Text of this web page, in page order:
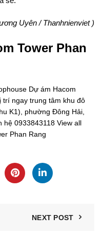
Uyên / Thanhnienviet )
Tower Phan
Dự ám Hacom
trí ngay trung tâm khu đô
K1), phường Đông Hải,
hệ 0933843118 View all
Phan Rang
NEXT POST